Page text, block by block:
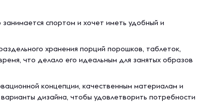
спортом и хочет иметь удобный и
хранения порций порошков, таблеток,
что делало его идеальным для занятых образов
концепции, качественным материалам и
дизайна, чтобы удовлетворить потребности